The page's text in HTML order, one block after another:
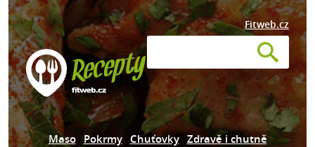
Fitweb.cz
Maso Pokrmy Chuťovky Zdravě i chutně